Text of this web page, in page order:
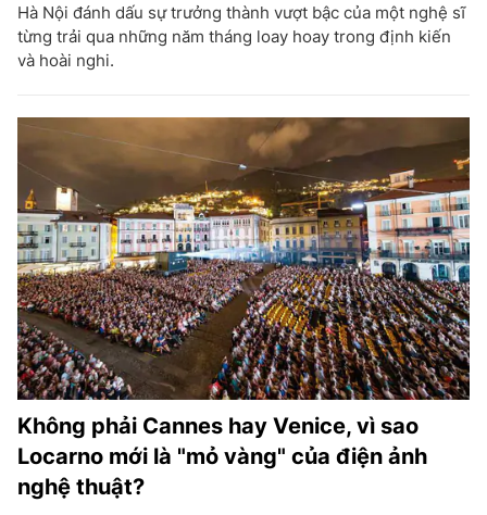
Hà Nội đánh dấu sự trưởng thành vượt bậc của một nghệ sĩ
từng trải qua những năm tháng loay hoay trong định kiến
và hoài nghi.
Không phải Cannes hay Venice, vì sao
Locarno mới là "mỏ vàng" của điện ảnh
nghệ thuật?